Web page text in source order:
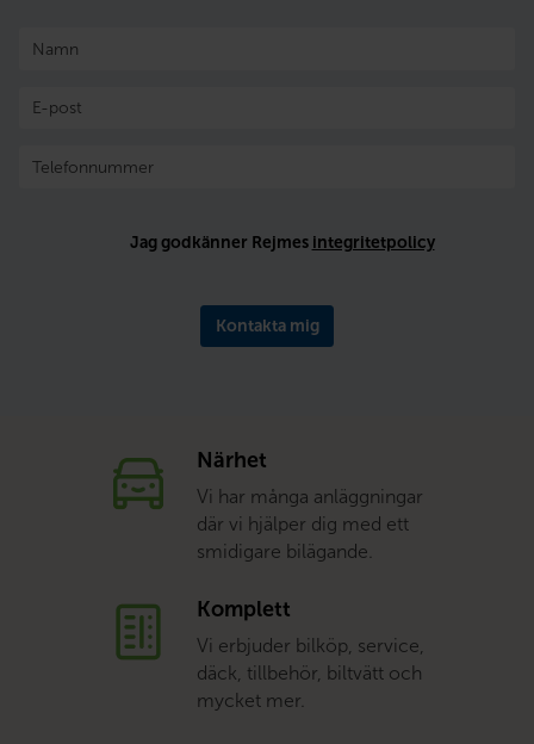
Jag godkänner Rejmes integritetpolicy
Kontakta mig
Närhet
Vi har många anläggningar
där vi hjälper dig med ett
smidigare bilägande.
Komplett
Vi erbjuder bilköp, service,
däck, tillbehör, biltvätt och
mycket mer.